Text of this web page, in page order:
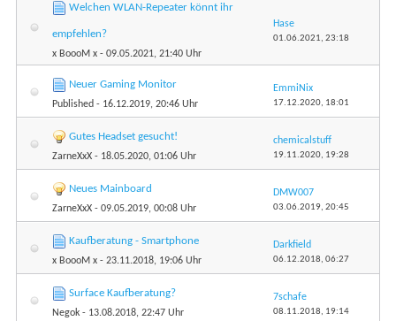
Welchen WLAN-Repeater könnt ihr
empfehlen?
x BoooM x - 09.05.2021, 21:40 Uhr
Hase
01.06.2021, 23:18
Neuer Gaming Monitor
Published - 16.12.2019, 20:46 Uhr
EmmiNix
17.12.2020, 18:01
Gutes Headset gesucht!
ZarneXxX - 18.05.2020, 01:06 Uhr
chemicalstuff
19.11.2020, 19:28
Neues Mainboard
ZarneXxX - 09.05.2019, 00:08 Uhr
DMW007
03.06.2019, 20:45
Kaufberatung - Smartphone
x BoooM x - 23.11.2018, 19:06 Uhr
Darkfield
06.12.2018, 06:27
Surface Kaufberatung?
Negok - 13.08.2018, 22:47 Uhr
7schafe
08.11.2018, 19:14